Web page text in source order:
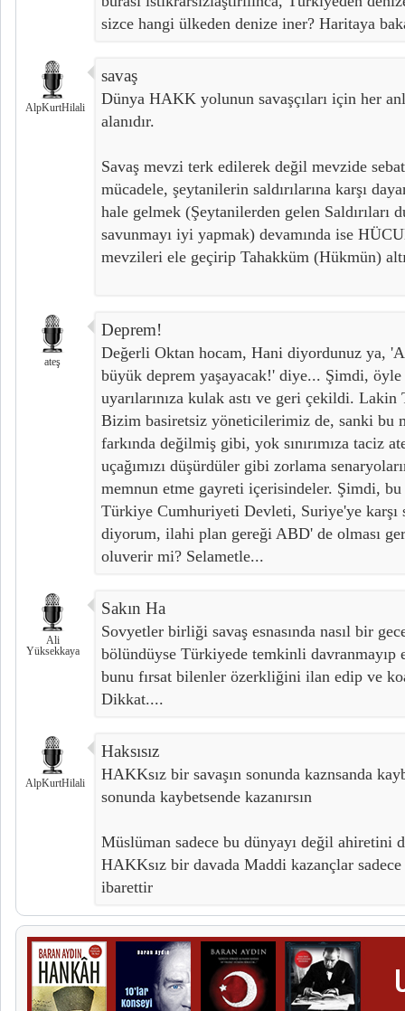
sizce hangi ülkeden denize iner? Haritaya
AlpKurtHilali
savaş
Dünya HAKK yolunun savaşçıları için her
alanıdır.
Savaş mevzi terk edilerek değil mevzide
mücadele, şeytanilerin saldırılarına karşı
hale gelmek (Şeytanilerden gelen Saldırıları
savunmayı iyi yapmak) devamında ise
mevzileri ele geçirip Tahakküm (Hükmün)
ateş
Deprem!
Değerli Oktan hocam, Hani diyordunuz ya,
büyük deprem yaşayacak!' diye... Şimdi,
uyarılarınıza kulak astı ve geri çekildi.
Bizim basiretsiz yöneticilerimiz de, sanki bu
farkında değilmiş gibi, yok sınırımıza taciz
uçağımızı düşürdüler gibi zorlama
memnun etme gayreti içerisindeler. Şimdi,
Türkiye Cumhuriyeti Devleti, Suriye'ye karşı
diyorum, ilahi plan gereği ABD' de olması
oluverir mi? Selametle...
Ali
Yüksekkaya
Sakın Ha
Sovyetler birliği savaş esnasında nasıl bir
bölündüyse Türkiyede temkinli davranmayıp
bunu fırsat bilenler özerkliğini ilan edip ve
Dikkat....
AlpKurtHilali
Haksısız
HAKKsız bir savaşın sonunda kaznsanda
sonunda kaybetsende kazanırsın
Müslüman sadece bu dünyayı değil ahiretini
HAKKsız bir davada Maddi kazançlar
ibarettir